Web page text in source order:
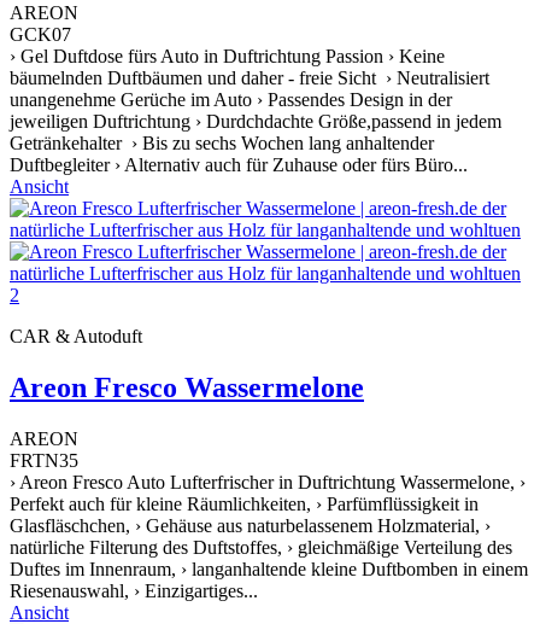
AREON
GCK07
› Gel Duftdose fürs Auto in Duftrichtung Passion › Keine
bäumelnden Duftbäumen und daher - freie Sicht › Neutralisiert
unangenehme Gerüche im Auto › Passendes Design in der
jeweiligen Duftrichtung › Durdchdachte Größe,passend in jedem
Getränkehalter › Bis zu sechs Wochen lang anhaltender
Duftbegleiter › Alternativ auch für Zuhause oder fürs Büro...
Ansicht
CAR & Autoduft
Areon Fresco Wassermelone
AREON
FRTN35
› Areon Fresco Auto Lufterfrischer in Duftrichtung Wassermelone, ›
Perfekt auch für kleine Räumlichkeiten, › Parfümflüssigkeit in
Glasfläschchen, › Gehäuse aus naturbelassenem Holzmaterial, ›
natürliche Filterung des Duftstoffes, › gleichmäßige Verteilung des
Duftes im Innenraum, › langanhaltende kleine Duftbomben in einem
Riesenauswahl, › Einzigartiges...
Ansicht